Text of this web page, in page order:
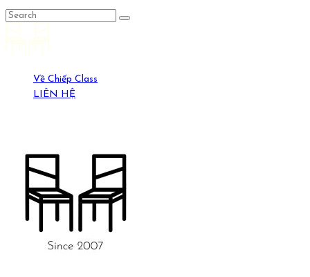
Về Chiếp Class
LIÊN HỆ